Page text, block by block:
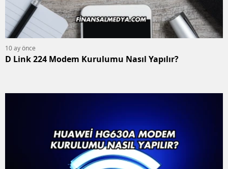
10 ay önce
D Link 224 Modem Kurulumu Nasıl Yapılır?